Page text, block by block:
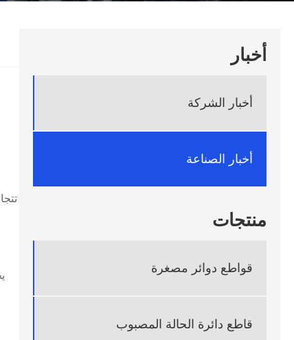
أخبار
أخبار الشركة
أخبار الصناعة
منتجات
قواطع دوائر مصغرة
قاطع دائرة الحالة المصبوب